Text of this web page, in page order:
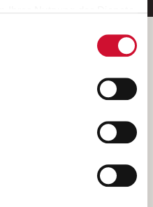
klicken, so stimmen
Cookies zu. Sie können
jederzeit widerrufen,
aufrufen und diese
Bezirksverbandes Unterfranken